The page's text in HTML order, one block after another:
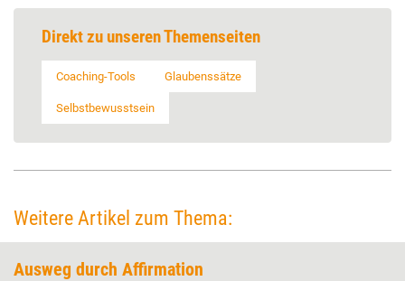
Direkt zu unseren Themenseiten
Coaching-Tools Glaubenssätze
Selbstbewusstsein
Weitere Artikel zum Thema:
Ausweg durch Affirmation